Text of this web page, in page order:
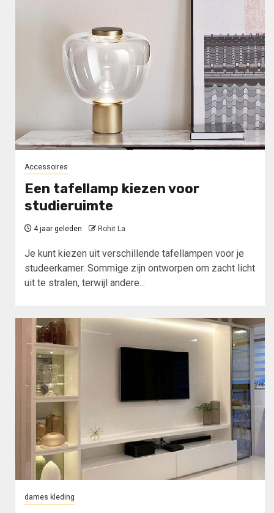
Accessoires
Een tafellamp kiezen voor
studieruimte
4 jaar geleden Rohit La
Je kunt kiezen uit verschillende tafellampen voor je
studeerkamer. Sommige zijn ontworpen om zacht licht
uit te stralen, terwijl andere...
dames kleding